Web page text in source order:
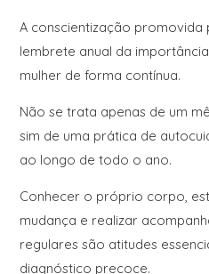
A conscientização promovida
lembrete anual da
mulher de forma contínua.
Não se trata apenas de um
sim de uma prática de
ao longo de todo o ano.
Conhecer o próprio corpo,
mudança e realizar
regulares são atitudes
diagnóstico precoce.